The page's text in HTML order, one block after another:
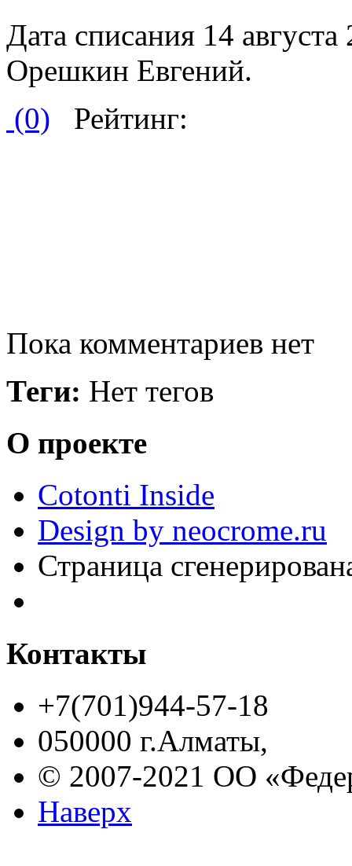
Дата списания 14
Орешкин Евгений.
(0) Рейтинг:
Пока комментариев нет
Теги: Нет тегов
О проекте
Cotonti Inside
Design by neocrome.ru
Страница
Контакты
+7(701)944-57-18
050000 г.Алматы,
© 2007-2021 ОО
Наверх